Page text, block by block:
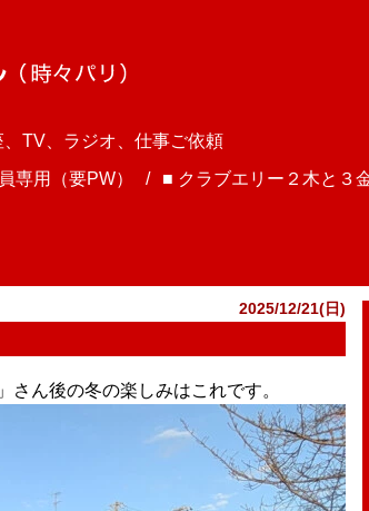
、TV、ラジオ、仕事ご依頼
専用（要PW） ■ クラブエリー２木と３
2025/12/21(日)
ん後の冬の楽しみはこれです。